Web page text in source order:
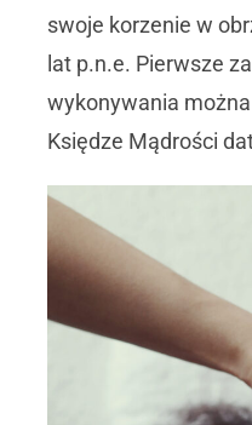
swoje korzenie w
lat p.n.e. Pierwsze
wykonywania
Księdze Mądrości